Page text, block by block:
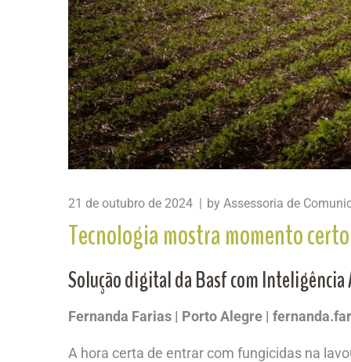
21 de outubro de 2024 by Assessoria de
Tecnologia mostra momento
Solução digital da Basf com
Fernanda Farias | Porto Alegre |
A hora certa de entrar com fungicidas na